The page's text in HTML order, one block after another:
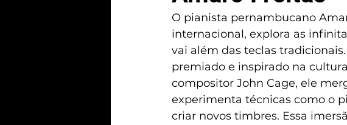
O pianista pernambucano
internacional, explora as
vai além das teclas
premiado e inspirado na
compositor John Cage, ele
experimenta técnicas como o
criar novos timbres. Essa